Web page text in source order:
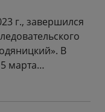
г., завершился
В
марта…